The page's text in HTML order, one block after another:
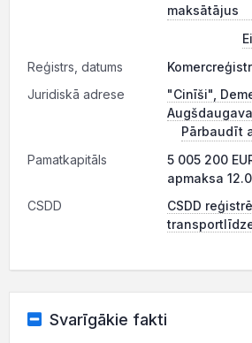
maksātājus
Reģistrs, datums
Juridiskā adrese
"Cinīši",
Pārbaudīt
Pamatkapitāls
5 005 200
apmaksa
CSDD
CSDD
Svarīgākie fakti